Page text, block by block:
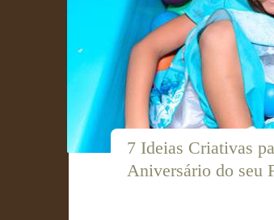
7 Ideias Criativas
Aniversário do seu